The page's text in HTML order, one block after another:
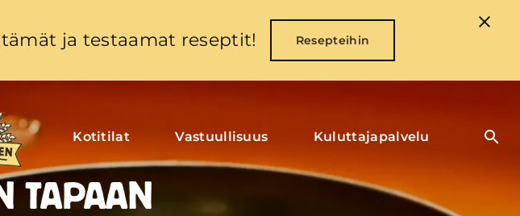
ja testaamat reseptit! Resepteihin
Kotitilat Vastuullisuus Kuluttajapalvelu
TAPAAN